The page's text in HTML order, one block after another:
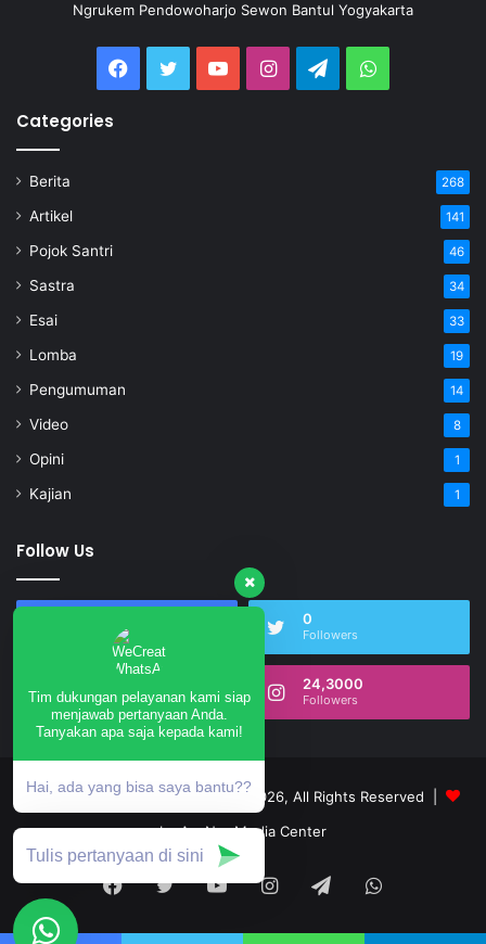
Ngrukem Pendowoharjo Sewon Bantul Yogyakarta
Categories
Berita 268
Artikel 141
Pojok Santri 46
Sastra 34
Esai 33
Lomba 19
Pengumuman 14
Video 8
Opini 1
Kajian 1
Follow Us
0
Followers
Subscribers
24,3000
Followers
annurngrukem.com © Copyright 2026, All Rights Reserved |
by An-Nur Media Center
Tim dukungan pelayanan kami siap
menjawab pertanyaan Anda.
Tanyakan apa saja kepada kami!
Hai, ada yang bisa saya bantu??